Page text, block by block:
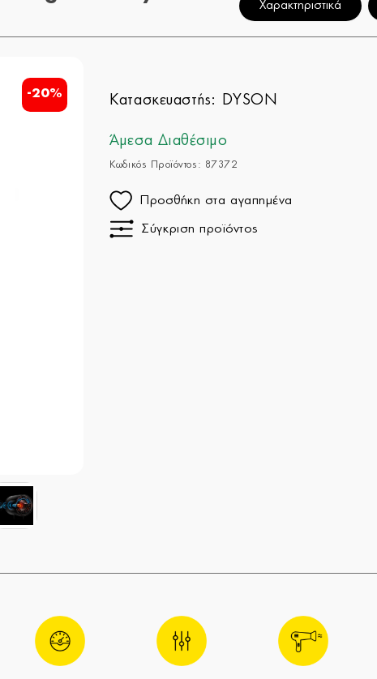
Χαρακτηριστικά
-20% Κατασκευαστής: DYSON
Άμεσα Διαθέσιμο
Κωδικός Προϊόντος: 87372
Προσθήκη στα αγαπημένα
Σύγκριση προϊόντος